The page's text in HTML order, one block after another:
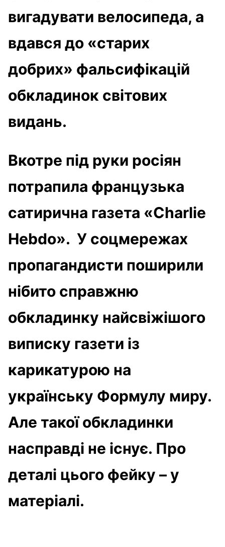
вигадувати велосипеда, а
вдався до «старих
добрих» фальсифікацій
обкладинок світових
видань.
Вкотре під руки росіян
потрапила французька
сатирична газета «Charlie
Hebdo». У соцмережах
пропагандисти поширили
нібито справжню
обкладинку найсвіжішого
виписку газети із
карикатурою на
українську Формулу миру.
Але такої обкладинки
насправді не існує. Про
деталі цього фейку – у
матеріалі.